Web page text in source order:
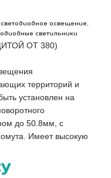
освещение
светильники
ОТ 380)
территорий и
установлен на
до 50.8мм, с
Имеет высокую